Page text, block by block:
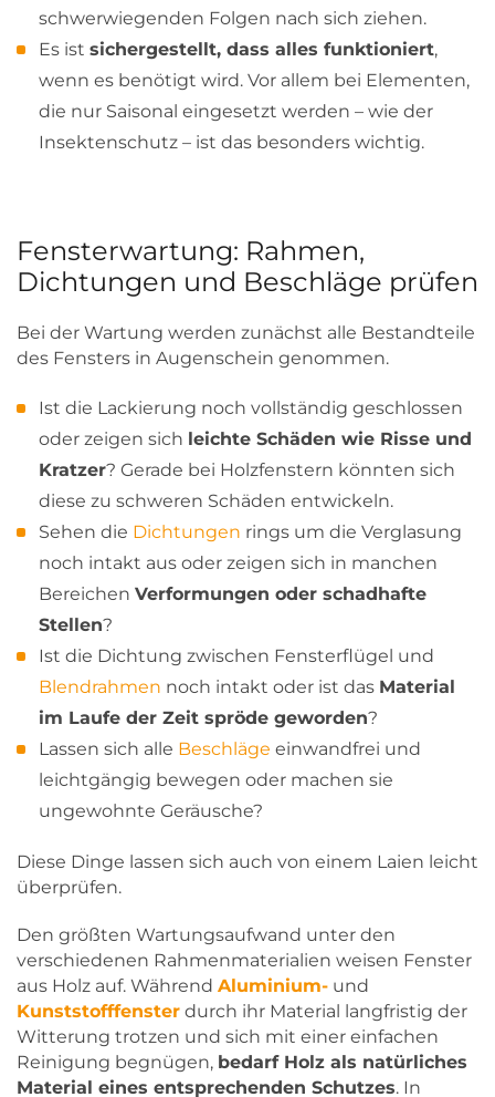
schwerwiegenden Folgen nach sich ziehen.
Es ist sichergestellt, dass alles funktioniert,
wenn es benötigt wird. Vor allem bei Elementen,
die nur Saisonal eingesetzt werden – wie der
Insektenschutz – ist das besonders wichtig.
Fensterwartung: Rahmen,
Dichtungen und Beschläge prüfen
Bei der Wartung werden zunächst alle Bestandteile
des Fensters in Augenschein genommen.
Ist die Lackierung noch vollständig geschlossen
oder zeigen sich leichte Schäden wie Risse und
Kratzer? Gerade bei Holzfenstern könnten sich
diese zu schweren Schäden entwickeln.
Sehen die Dichtungen rings um die Verglasung
noch intakt aus oder zeigen sich in manchen
Bereichen Verformungen oder schadhafte
Stellen?
Ist die Dichtung zwischen Fensterflügel und
Blendrahmen noch intakt oder ist das Material
im Laufe der Zeit spröde geworden?
Lassen sich alle Beschläge einwandfrei und
leichtgängig bewegen oder machen sie
ungewohnte Geräusche?
Diese Dinge lassen sich auch von einem Laien leicht
überprüfen.
Den größten Wartungsaufwand unter den
verschiedenen Rahmenmaterialien weisen Fenster
aus Holz auf. Während Aluminium- und
Kunststofffenster durch ihr Material langfristig der
Witterung trotzen und sich mit einer einfachen
Reinigung begnügen, bedarf Holz als natürliches
Material eines entsprechenden Schutzes. In